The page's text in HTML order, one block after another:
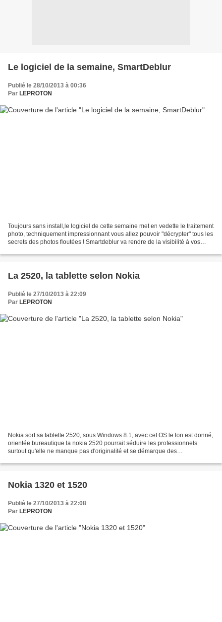
Le logiciel de la semaine, SmartDeblur
Publié le 28/10/2013 à 00:36
Par LEPROTON
Toujours sans install,le logiciel de cette semaine met en vedette le traitement
photo, techniquement impressionnant vous allez pouvoir "décrypter" tous les
secrets des photos floutées ! Smartdeblur va rendre de la visibilité à vos
La 2520, la tablette selon Nokia
Publié le 27/10/2013 à 22:09
Par LEPROTON
Nokia sort sa tablette 2520, sous Windows 8.1, avec cet OS le ton est donné,
orientée bureautique la nokia 2520 pourrait séduire les professionnels
surtout qu'elle ne manque pas d'originalité et se démarque des
Nokia 1320 et 1520
Publié le 27/10/2013 à 22:08
Par LEPROTON